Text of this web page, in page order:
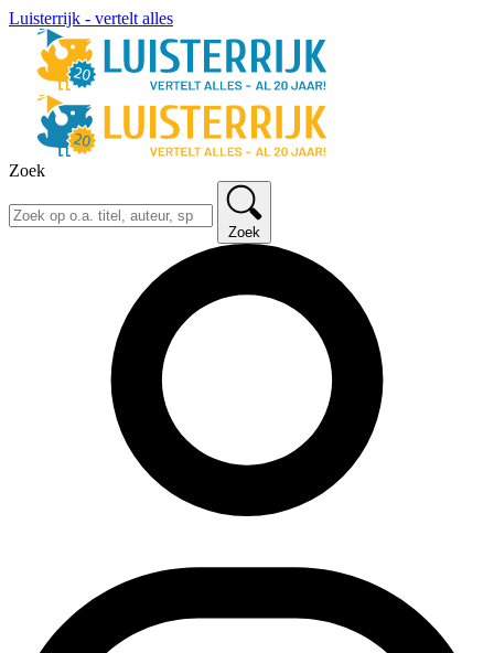
Luisterrijk - vertelt alles
Zoek
Zoek